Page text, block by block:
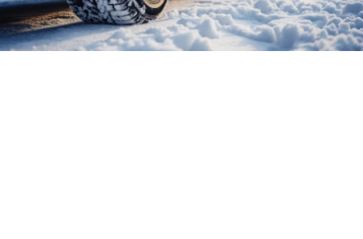
Seizoen:
Merken: